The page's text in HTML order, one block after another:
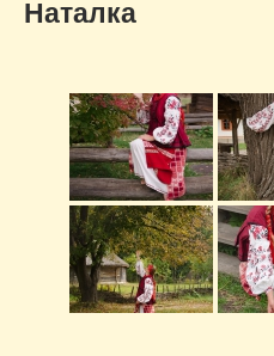
Наталка